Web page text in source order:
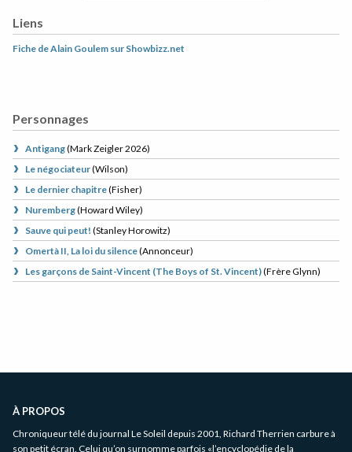
Liens
Fiche de Alain Goulem sur Showbizz.net
Personnages
Antigang(Mark Zeigler2026)
Le négociateur(Wilson)
Le dernier chapitre(Fisher)
Nuremberg(Howard Wiley)
Sauve qui peut! (Stanley Horowitz)
Omertà II, La loi du silence(Annonceur)
Les garçons de Saint-Vincent (The Boys of St. Vincent)(Frère Glynn)
À PROPOS
Chroniqueur télé du journal Le Soleil depuis 2001, Richard Therrien carbure à
son petit écran. Celui qu’on surnomme parfois «l’encyclopédie de la